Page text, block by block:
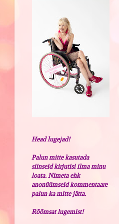
Head lugejad!
Palun mitte kasutada
siinseid kirjutisi ilma minu
loata. Nimeta ehk
anonüümseid kommentaare
palun ka mitte jätta.
Rõõmsat lugemist!